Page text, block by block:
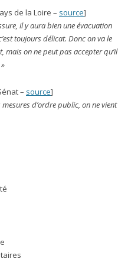
de la Loire – source]
il y aura bien une évacuation
toujours délicat. Donc on va le
mais on ne peut pas accepter qu’il
– source]
d’ordre public, on ne vient